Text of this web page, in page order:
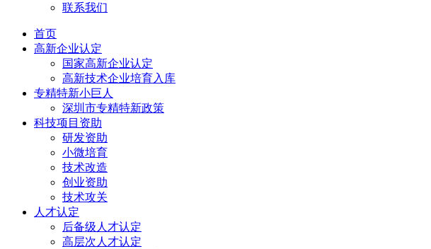
联系我们
首页
高新企业认定
国家高新企业认定
高新技术企业培育入库
专精特新小巨人
深圳市专精特新政策
科技项目资助
研发资助
小微培育
技术改造
创业资助
技术攻关
人才认定
后备级人才认定
高层次人才认定